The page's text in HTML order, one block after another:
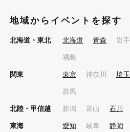
地域からイベントを探す
北海道・東北 北海道 青森 岩手
福島
関東 東京 神奈川 埼玉
群馬
北陸・甲信越 新潟 富山 石川
東海 愛知 岐阜 静岡